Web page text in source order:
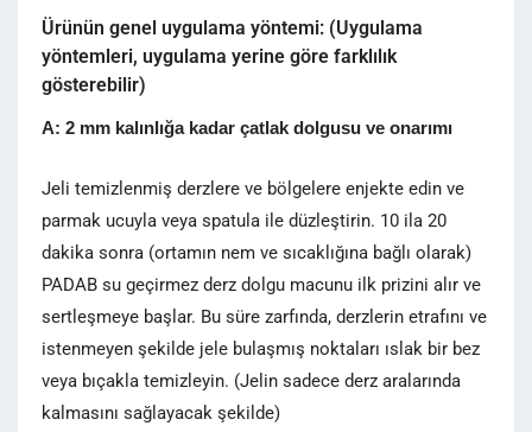
Ürünün genel uygulama yöntemi: (Uygulama
yöntemleri, uygulama yerine göre farklılık
gösterebilir)
A: 2 mm kalınlığa kadar çatlak dolgusu ve onarımı
Jeli temizlenmiş derzlere ve bölgelere enjekte edin ve
parmak ucuyla veya spatula ile düzleştirin. 10 ila 20
dakika sonra (ortamın nem ve sıcaklığına bağlı olarak)
PADAB su geçirmez derz dolgu macunu ilk prizini alır ve
sertleşmeye başlar. Bu süre zarfında, derzlerin etrafını ve
istenmeyen şekilde jele bulaşmış noktaları ıslak bir bez
veya bıçakla temizleyin. (Jelin sadece derz aralarında
kalmasını sağlayacak şekilde)